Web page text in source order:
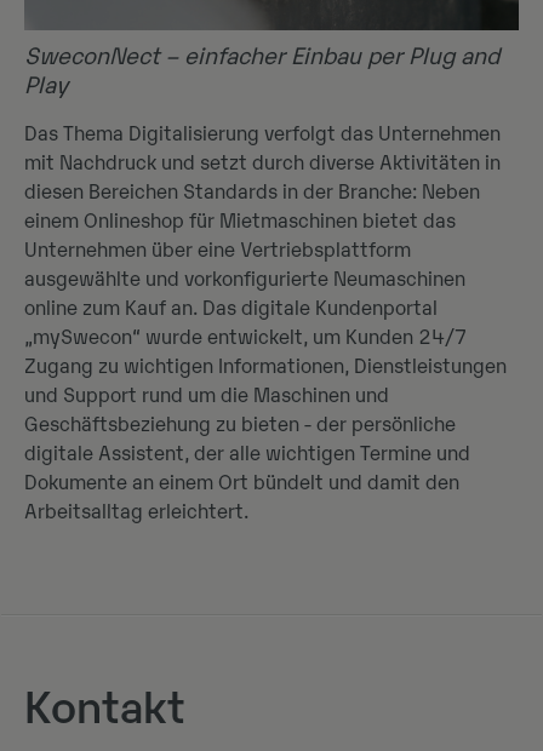
SweconNect – einfacher Einbau per Plug and
Play
Das Thema Digitalisierung verfolgt das Unternehmen
mit Nachdruck und setzt durch diverse Aktivitäten in
diesen Bereichen Standards in der Branche: Neben
einem Onlineshop für Mietmaschinen bietet das
Unternehmen über eine Vertriebsplattform
ausgewählte und vorkonfigurierte Neumaschinen
online zum Kauf an. Das digitale Kundenportal
„mySwecon“ wurde entwickelt, um Kunden 24/7
Zugang zu wichtigen Informationen, Dienstleistungen
und Support rund um die Maschinen und
Geschäftsbeziehung zu bieten - der persönliche
digitale Assistent, der alle wichtigen Termine und
Dokumente an einem Ort bündelt und damit den
Arbeitsalltag erleichtert.
Kontakt